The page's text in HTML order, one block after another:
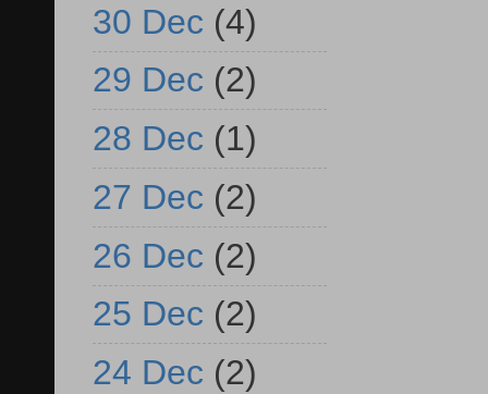
30 Dec (4)
29 Dec (2)
28 Dec (1)
27 Dec (2)
26 Dec (2)
25 Dec (2)
24 Dec (2)